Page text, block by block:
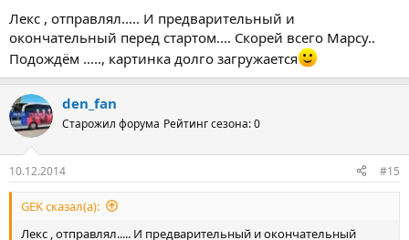
Лекс , отправлял..... И предварительный и
окончательный перед стартом.... Скорей всего Марсу..
Подождём ....., картинка долго загружается
den_fan
Старожил форума Рейтинг сезона: 0
10.12.2014 #15
GEK сказал(а):
Лекс , отправлял..... И предварительный и окончательный